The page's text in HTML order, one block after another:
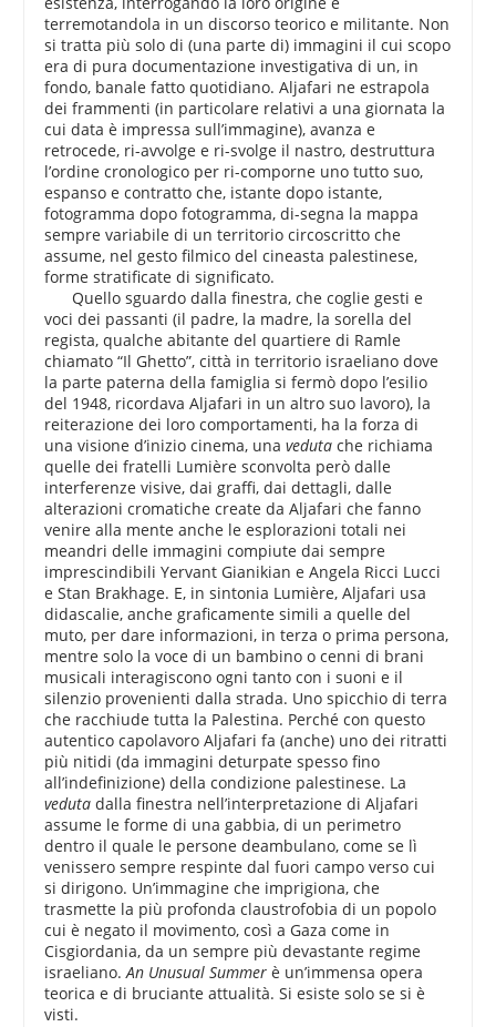
terremotandola in un discorso teorico e militante. Non
si tratta più solo di (una parte di) immagini il cui scopo
era di pura documentazione investigativa di un, in
fondo, banale fatto quotidiano. Aljafari ne estrapola
dei frammenti (in particolare relativi a una giornata la
cui data è impressa sull’immagine), avanza e
retrocede, ri-avvolge e ri-svolge il nastro, destruttura
l’ordine cronologico per ri-comporne uno tutto suo,
espanso e contratto che, istante dopo istante,
fotogramma dopo fotogramma, di-segna la mappa
sempre variabile di un territorio circoscritto che
assume, nel gesto filmico del cineasta palestinese,
forme stratificate di significato.
Quello sguardo dalla finestra, che coglie gesti e
voci dei passanti (il padre, la madre, la sorella del
regista, qualche abitante del quartiere di Ramle
chiamato “Il Ghetto”, città in territorio israeliano dove
la parte paterna della famiglia si fermò dopo l’esilio
del 1948, ricordava Aljafari in un altro suo lavoro), la
reiterazione dei loro comportamenti, ha la forza di
una visione d’inizio cinema, unaveduta che richiama
quelle dei fratelli Lumière sconvolta però dalle
interferenze visive, dai graffi, dai dettagli, dalle
alterazioni cromatiche create da Aljafari che fanno
venire alla mente anche le esplorazioni totali nei
meandri delle immagini compiute dai sempre
imprescindibili Yervant Gianikian e Angela Ricci Lucci
e Stan Brakhage. E, in sintonia Lumière, Aljafari usa
didascalie, anche graficamente simili a quelle del
muto, per dare informazioni, in terza o prima persona,
mentre solo la voce di un bambino o cenni di brani
musicali interagiscono ogni tanto con i suoni e il
silenzio provenienti dalla strada. Uno spicchio di terra
che racchiude tutta la Palestina. Perché con questo
autentico capolavoro Aljafari fa (anche) uno dei ritratti
più nitidi (da immagini deturpate spesso fino
all’indefinizione) della condizione palestinese. La
veduta dalla finestra nell’interpretazione di Aljafari
assume le forme di una gabbia, di un perimetro
dentro il quale le persone deambulano, come se lì
venissero sempre respinte dal fuori campo verso cui
si dirigono. Un’immagine che imprigiona, che
trasmette la più profonda claustrofobia di un popolo
cui è negato il movimento, così a Gaza come in
Cisgiordania, da un sempre più devastante regime
israeliano.An Unusual Summer è un’immensa opera
teorica e di bruciante attualità. Si esiste solo se si è
visti.